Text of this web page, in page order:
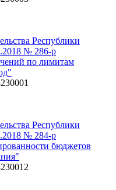
Республики
№ 286-р
по лимитам
Республики
№ 284-р
бюджетов